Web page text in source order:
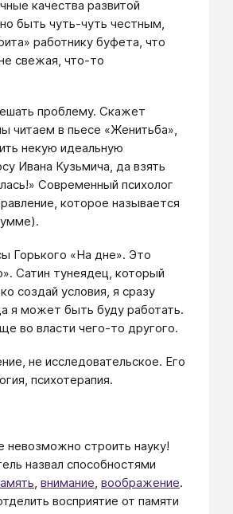
качества развитой
быть чуть-чуть честным,
работнику буфета, что
свежая, что-то
проблему. Скажет
читаем в пьесе «Женитьба»,
некую идеальную
Ивана Кузьмича, да взять
Современный психолог
которое называется
Горького «На дне». Это
Сатин тунеядец, который
создай условия, я сразу
я может быть буду работать.
во власти чего-то другого.
не исследовательское. Его
психотерапия.
невозможно строить науку!
назвал способностями
, внимание, воображение.
восприятие от памяти